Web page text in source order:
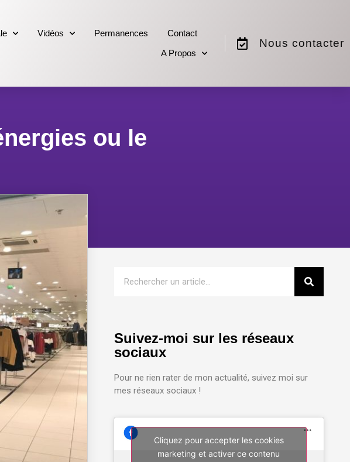
Vidéos Permanences
Contact
A Propos
Nous contacter
ou le
Suivez-moi sur les réseaux
sociaux
Pour ne rien rater de mon actualité, suivez moi sur
mes réseaux sociaux !
Cliquez pour accepter les cookies
marketing et activer ce contenu